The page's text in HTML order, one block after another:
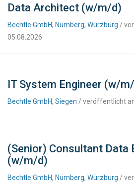
Data Architect (w/m/d)
Bechtle GmbH, Nürnberg, Würzburg /
05.08.2026
IT System Engineer (w/
Bechtle GmbH, Siegen / veröffentlicht
(Senior) Consultant Data
(w/m/d)
Bechtle GmbH, Nürnberg, Würzburg /